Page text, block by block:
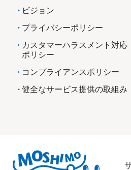
ビジョン
プライバシーポリシー
カスタマーハラスメント対応
ポリシー
コンプライアンスポリシー
健全なサービス提供の取組み